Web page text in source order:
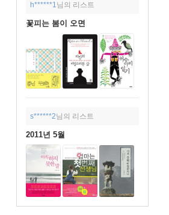
h******1님의 리스트
꽃피는 봄이 오면
s******2님의 리스트
2011년 5월